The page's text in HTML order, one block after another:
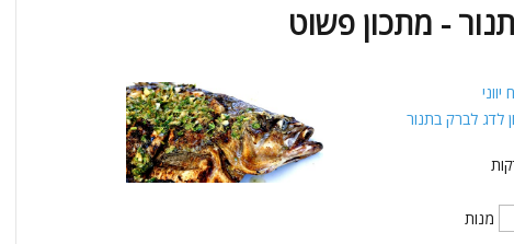
- מתכון פשוט
לדג לברק בתנור
מנות